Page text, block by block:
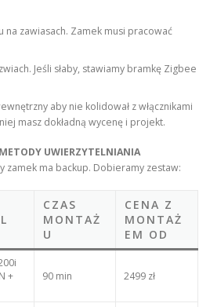
na zawiasach. Zamek musi pracować
Jeśli słaby, stawiamy bramkę Zigbee
aby nie kolidował z włącznikami
masz dokładną wycenę i projekt.
UWIERZYTELNIANIA
zamek ma backup. Dobieramy zestaw:
CZAS
MONTAŻ
U
CENA Z
MONTAŻ
EM OD
+
90 min 2499 zł